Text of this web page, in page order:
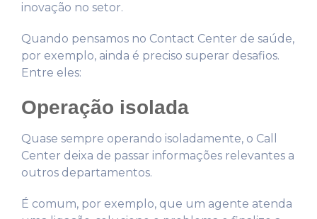
inovação no setor.
Quando pensamos no Contact Center de saúde,
por exemplo, ainda é preciso superar desafios.
Entre eles:
Operação isolada
Quase sempre operando isoladamente, o Call
Center deixa de passar informações relevantes a
outros departamentos.
É comum, por exemplo, que um agente atenda